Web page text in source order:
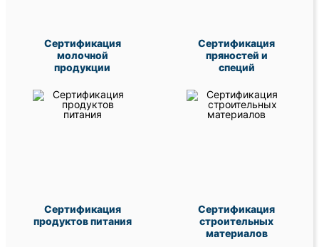
Сертификация
молочной
продукции
Сертификация
пряностей и
специй
Сертификация
продуктов питания
Сертификация
строительных
материалов